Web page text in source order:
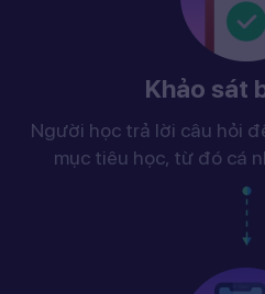
Khảo sát
Người học trả lời câu hỏi
mục tiêu học, từ đó cá